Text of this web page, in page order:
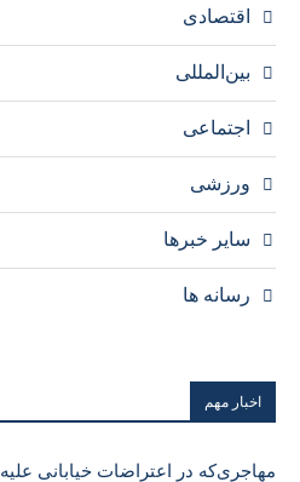
اقتصادی
بین‌المللی
اجتماعی
ورزشی
سایر خبرها
رسانه ها
اخبار مهم
مهاجری‌که در اعتراضات خیابانی علیه